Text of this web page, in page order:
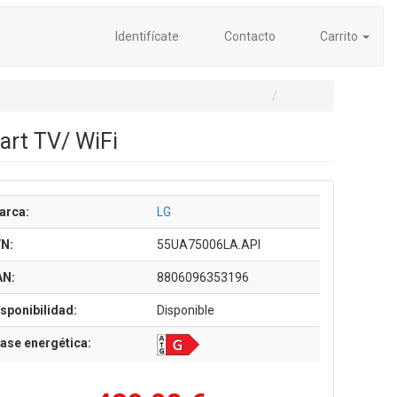
Identifícate Contacto Carrito
TV/ WiFi
LG
55UA75006LA.API
8806096353196
Disponible
energética: